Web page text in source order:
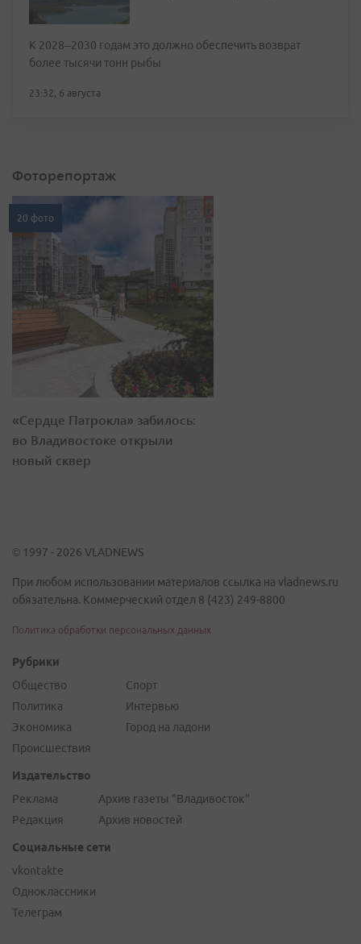
К 2028–2030 годам это должно обеспечить возврат
более тысячи тонн рыбы
23:32, 6 августа
Фоторепортаж
20 фото
«Сердце Патрокла» забилось:
во Владивостоке открыли
новый сквер
© 1997 - 2026 VLADNEWS
При любом использовании материалов ссылка на vladnews.ru
обязательна. Коммерческий отдел 8 (423) 249-8800
Политика обработки персональных данных
Рубрики
Общество
Политика
Экономика
Происшествия
Спорт
Интервью
Город на ладони
Издательство
Реклама
Редакция
Архив газеты "Владивосток"
Архив новостей
Социальные сети
vkontakte
Одноклассники
Телеграм